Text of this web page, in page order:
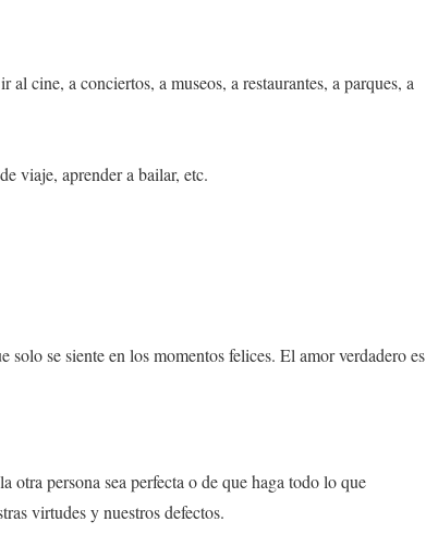
cine, a conciertos, a museos, a restaurantes, a parques, a
viaje, aprender a bailar, etc.
se siente en los momentos felices. El amor verdadero es
otra persona sea perfecta o de que haga todo lo que
virtudes y nuestros defectos.